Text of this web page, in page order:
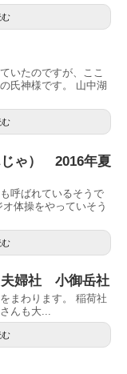
いたのですが、ここ
氏神様です。 山中湖
じゃ） 2016年夏
呼ばれているそうで
体操をやっていそう
婦社 小御岳社
まわります。 稲荷社
んも大...